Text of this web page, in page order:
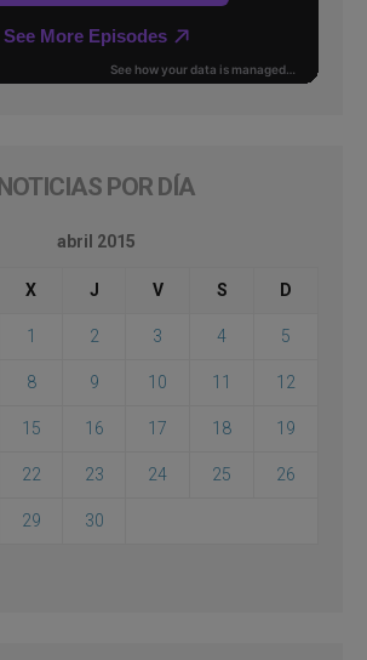
NOTICIAS POR DÍA
abril 2015
X J V S D
1 2 3 4 5
8 9 10 11 12
15 16 17 18 19
22 23 24 25 26
29 30